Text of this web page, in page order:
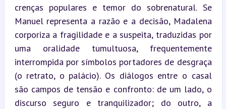
crenças populares e temor do sobrenatural. Se
Manuel representa a razão e a decisão, Madalena
corporiza a fragilidade e a suspeita, traduzidas por
uma oralidade tumultuosa, frequentemente
interrompida por símbolos portadores de desgraça
(o retrato, o palácio). Os diálogos entre o casal
são campos de tensão e confronto: de um lado, o
discurso seguro e tranquilizador; do outro, a